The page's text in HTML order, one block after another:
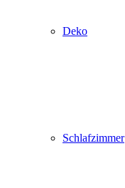
Deko
Schlafzimmer